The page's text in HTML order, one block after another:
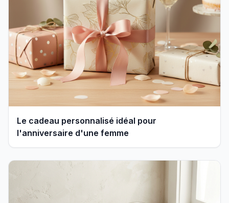
Le cadeau personnalisé idéal pour
l'anniversaire d'une femme